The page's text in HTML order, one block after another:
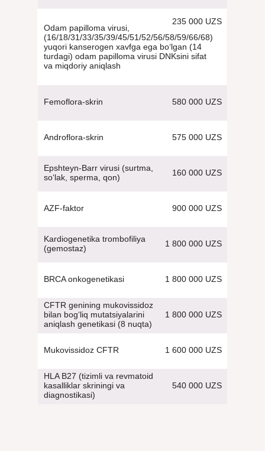
235 000 UZS
Odam papilloma virusi,
(16/18/31/33/35/39/45/51/52/56/58/59/66/68)
yuqori kanserogen xavfga ega bo‘lgan (14
turdagi) odam papilloma virusi DNKsini sifat
va miqdoriy aniqlash
580 000 UZS
Femoflora-skrin
575 000 UZS
Androflora-skrin
160 000 UZS
Epshteyn-Barr virusi (surtma,
so‘lak, sperma, qon)
900 000 UZS
AZF-faktor
1 800 000 UZS
Kardiogenetika trombofiliya
(gemostaz)
1 800 000 UZS
BRCA onkogenetikasi
1 800 000 UZS
CFTR genining mukovissidoz
bilan bog‘liq mutatsiyalarini
aniqlash genetikasi (8 nuqta)
1 600 000 UZS
Mukovissidoz CFTR
540 000 UZS
HLA B27 (tizimli va revmatoid
kasalliklar skriningi va
diagnostikasi)